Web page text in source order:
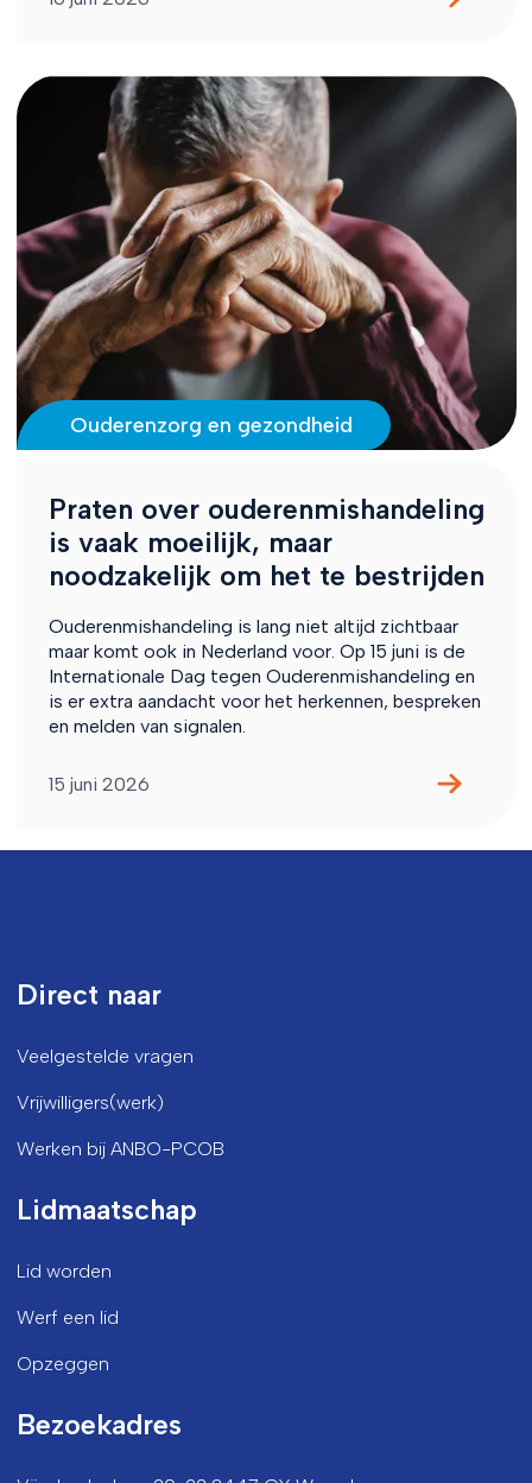
Ouderenzorg en gezondheid
Praten over ouderenmishandeling
is vaak moeilijk, maar
noodzakelijk om het te bestrijden
Ouderenmishandeling is lang niet altijd zichtbaar
maar komt ook in Nederland voor. Op 15 juni is de
Internationale Dag tegen Ouderenmishandeling en
is er extra aandacht voor het herkennen, bespreken
en melden van signalen.
15 juni 2026
Direct naar
Veelgestelde vragen
Vrijwilligers(werk)
Werken bij ANBO-PCOB
Lidmaatschap
Lid worden
Werf een lid
Opzeggen
Bezoekadres